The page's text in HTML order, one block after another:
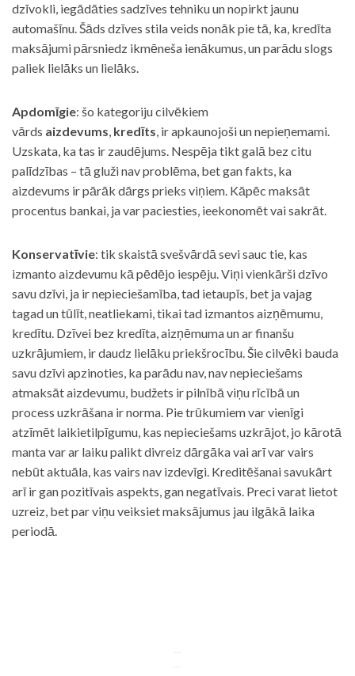
dzīvokli, iegādāties sadzīves tehniku un nopirkt jaunu
automašīnu. Šāds dzīves stila veids nonāk pie tā, ka, kredīta
maksājumi pārsniedz ikmēneša ienākumus, un parādu slogs
paliek lielāks un lielāks.
Apdomīgie: šo kategoriju cilvēkiem
vārds aizdevums, kredīts, ir apkaunojoši un nepieņemami.
Uzskata, ka tas ir zaudējums. Nespēja tikt galā bez citu
palīdzības – tā gluži nav problēma, bet gan fakts, ka
aizdevums ir pārāk dārgs prieks viņiem. Kāpēc maksāt
procentus bankai, ja var paciesties, ieekonomēt vai sakrāt.
Konservatīvie: tik skaistā svešvārdā sevi sauc tie, kas
izmanto aizdevumu kā pēdējo iespēju. Viņi vienkārši dzīvo
savu dzīvi, ja ir nepieciešamība, tad ietaupīs, bet ja vajag
tagad un tūlīt, neatliekami, tikai tad izmantos aizņēmumu,
kredītu. Dzīvei bez kredīta, aizņēmuma un ar finanšu
uzkrājumiem, ir daudz lielāku priekšrocību. Šie cilvēki bauda
savu dzīvi apzinoties, ka parādu nav, nav nepieciešams
atmaksāt aizdevumu, budžets ir pilnībā viņu rīcībā un
process uzkrāšana ir norma. Pie trūkumiem var vienīgi
atzīmēt laikietilpīgumu, kas nepieciešams uzkrājot, jo kārotā
manta var ar laiku palikt divreiz dārgāka vai arī var vairs
nebūt aktuāla, kas vairs nav izdevīgi. Kreditēšanai savukārt
arī ir gan pozitīvais aspekts, gan negatīvais. Preci varat lietot
uzreiz, bet par viņu veiksiet maksājumus jau ilgākā laika
periodā.